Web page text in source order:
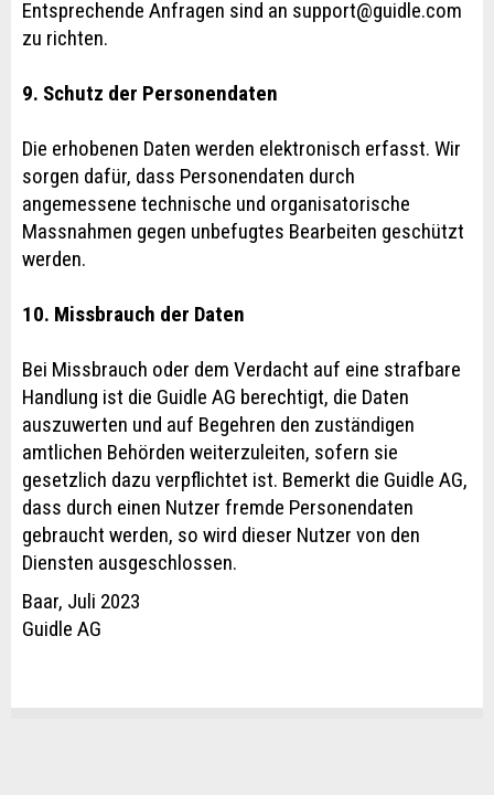
Entsprechende Anfragen sind an support@guidle.com
zu richten.
9. Schutz der Personendaten
Die erhobenen Daten werden elektronisch erfasst. Wir
sorgen dafür, dass Personendaten durch
angemessene technische und organisatorische
Massnahmen gegen unbefugtes Bearbeiten geschützt
werden.
10. Missbrauch der Daten
Bei Missbrauch oder dem Verdacht auf eine strafbare
Handlung ist die Guidle AG berechtigt, die Daten
auszuwerten und auf Begehren den zuständigen
amtlichen Behörden weiterzuleiten, sofern sie
gesetzlich dazu verpflichtet ist. Bemerkt die Guidle AG,
dass durch einen Nutzer fremde Personendaten
gebraucht werden, so wird dieser Nutzer von den
Diensten ausgeschlossen.
Baar, Juli 2023
Guidle AG